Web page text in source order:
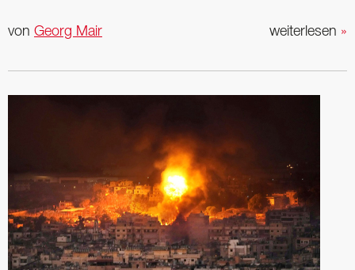
weiterlesen »
von Georg Mair